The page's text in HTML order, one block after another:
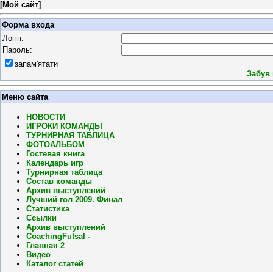
[Мой сайт]
Форма входа
Логін:
Пароль:
запам'ятати
Забув
Меню сайта
НОВОСТИ
ИГРОКИ КОМАНДЫ
ТУРНИРНАЯ ТАБЛИЦА
ФОТОАЛЬБОМ
Гостевая книга
Календарь игр
Турнирная таблица
Состав команды
Архив выступлений
Лучший гол 2009. Финал
Статистика
Ссылки
Архив выступлений
CoachingFutsal -
Главная 2
Видео
Каталог статей